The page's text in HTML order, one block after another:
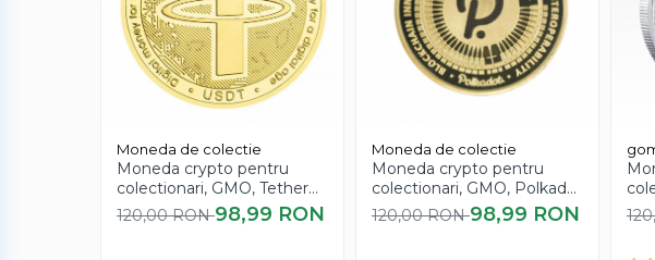
Accesorii finisare documente
Capsatoare documente
Consumabile laminare
Cutter - plottere
Ghilotine & Trimmere
Moneda Tron nu are valoarea criptomonedei, aceasta are doar
Moneda de colectie
Moneda crypto pentru
colectionari, GMO, Tether
USDT
120,00 RON98,99 RON
Moneda de colectie
Moneda crypto pentru
colectionari, GMO, Polkadot
DOT
120,00 RON98,99 RON